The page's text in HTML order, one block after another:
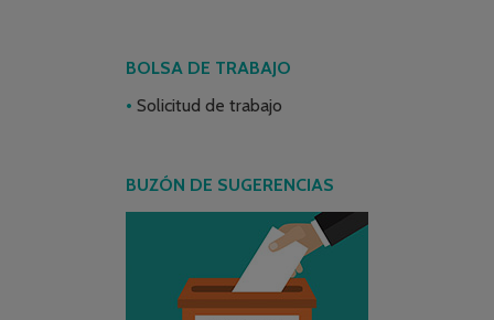
BOLSA DE TRABAJO
Solicitud de trabajo
BUZÓN DE SUGERENCIAS